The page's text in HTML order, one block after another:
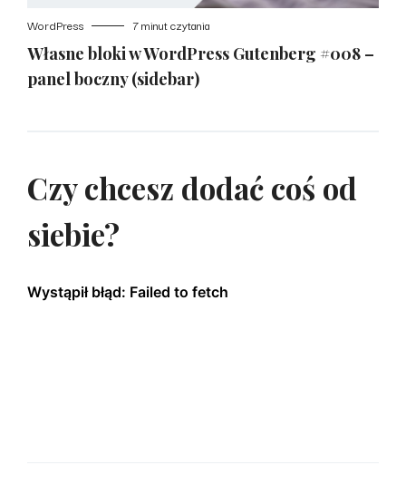
WordPress 7 minut czytania
Własne bloki w WordPress Gutenberg #008 –
panel boczny (sidebar)
Czy chcesz dodać coś od
siebie?